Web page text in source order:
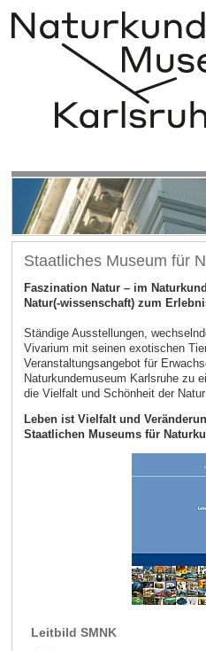
Staatliches Museum für
Faszination Natur – im
Natur(-wissenschaft) zum
Ständige Ausstellungen,
Vivarium mit seinen exotischen
Veranstaltungsangebot für
Naturkundemuseum Karlsruhe zu
die Vielfalt und Schönheit der
Leben ist Vielfalt und
Staatlichen Museums für
Leitbild SMNK